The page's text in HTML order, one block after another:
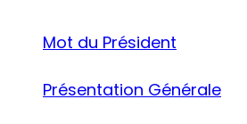
Mot du Président
Présentation Générale